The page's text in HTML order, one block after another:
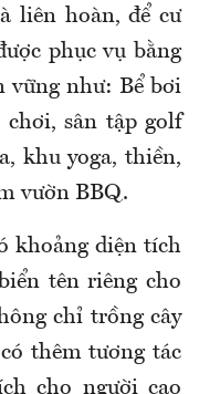
à liên hoàn,để cư
ợc phục vụ bằng
vững như: Bể bơi
chơi, sân tập golf
khu yoga, thiền,
vườn BBQ.
khoảng diện tích
tên riêng cho
chỉ trồng cây
thêm tương tác
cho người cao